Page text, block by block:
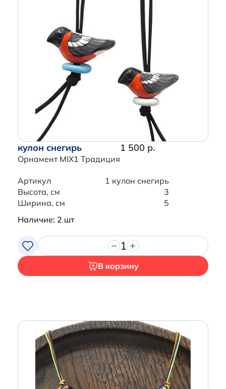
кулон снегирь
Орнамент MIX1 Традиция
1 500 р.
Артикул
1 кулон снегирь
Высота, см
3
Ширина, см
5
Наличие: 2 шт
1
В корзину